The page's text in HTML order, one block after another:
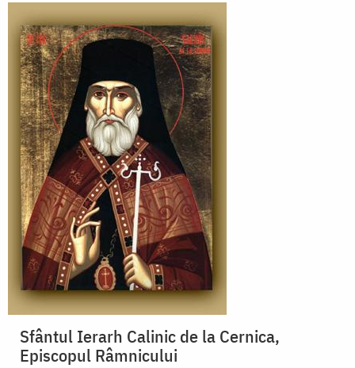
Sfântul Ierarh Calinic de la Cernica,
Episcopul Râmnicului